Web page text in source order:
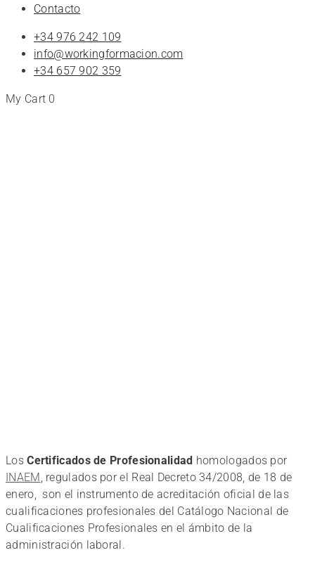
Contacto
+34 976 242 109
info@workingformacion.com
+34 657 902 359
My Cart 0
CON
UN
LosCertificados de Profesionalidad homologados por
INAEM, regulados por el Real Decreto 34/2008, de 18 de
enero, son el instrumento de acreditación oficial de las
cualificaciones profesionales del Catálogo Nacional de
Cualificaciones Profesionales en el ámbito de la
administración laboral.